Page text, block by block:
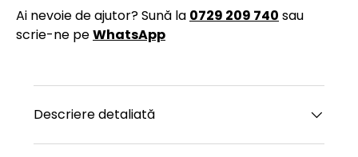
Ai nevoie de ajutor? Sună la 0729 209 740 sau
scrie-ne peWhatsApp
Descriere detaliată